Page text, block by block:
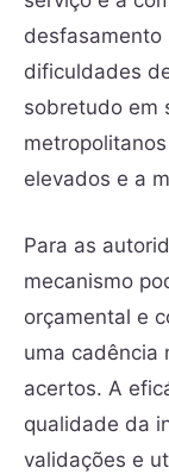
desfasamento
dificuldades
sobretudo em
elevados e a
Para as
mecanismo
orçamental e
uma cadência
acertos. A
qualidade da
validações e